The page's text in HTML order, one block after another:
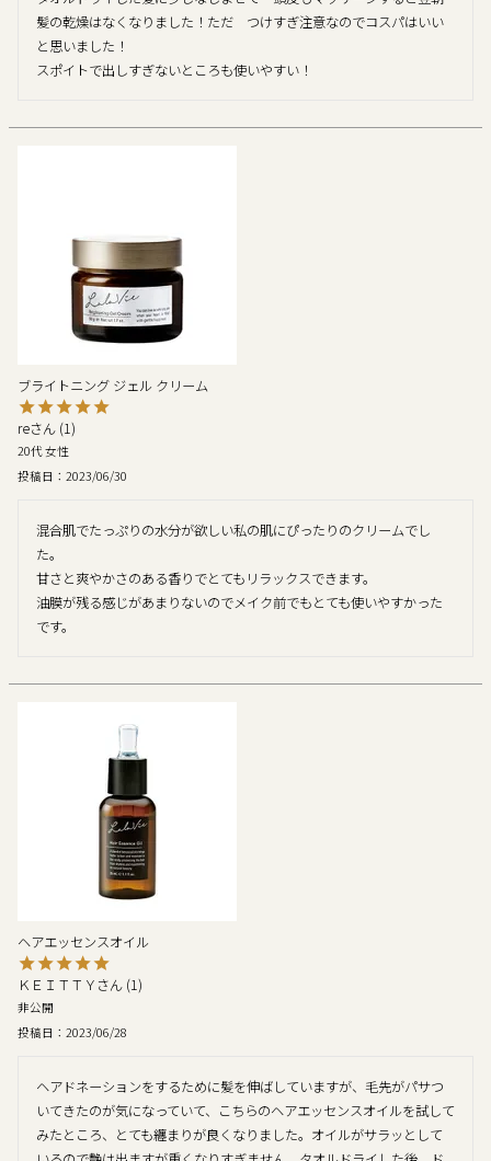
髪の乾燥はなくなりました！ただ　つけすぎ注意なのでコスパはいい
と思いました！
スポイトで出しすぎないところも使いやすい！
ブライトニング ジェル クリーム
re 1
20代女性
投稿日
2023/06/30
混合肌でたっぷりの水分が欲しい私の肌にぴったりのクリームでし
た。
甘さと爽やかさのある香りでとてもリラックスできます。
油膜が残る感じがあまりないのでメイク前でもとても使いやすかった
です。
ヘアエッセンスオイル
ＫＥＩＴＴＹ 1
非公開
投稿日
2023/06/28
ヘアドネーションをするために髪を伸ばしていますが、毛先がパサつ
いてきたのが気になっていて、こちらのヘアエッセンスオイルを試して
みたところ、とても纏まりが良くなりました。オイルがサラッとして